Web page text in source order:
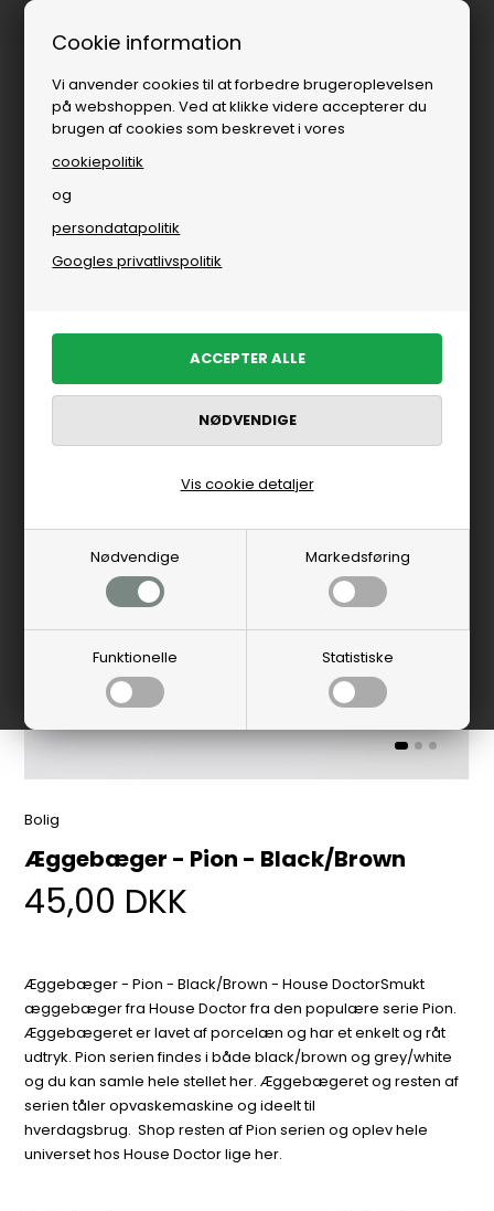
Cookie information
Vi anvender cookies til at forbedre brugeroplevelsen
på webshoppen. Ved at klikke videre accepterer du
brugen af cookies som beskrevet i vores
cookiepolitik
og
persondatapolitik
Googles privatlivspolitik
Nødvendige Markedsføring
Funktionelle Statistiske
Vis cookie detaljer
Bolig
Æggebæger - Pion - Black/Brown
45,00 DKK
Æggebæger - Pion - Black/Brown - House DoctorSmukt
æggebæger fra House Doctor fra den populære serie Pion.
Æggebægeret er lavet af porcelæn og har et enkelt og råt
udtryk. Pion serien findes i både black/brown og grey/white
og du kan samle hele stellet her. Æggebægeret og resten af
serien tåler opvaskemaskine og ideelt til
hverdagsbrug. Shop resten af Pion serien og oplev hele
universet hos House Doctor lige her.